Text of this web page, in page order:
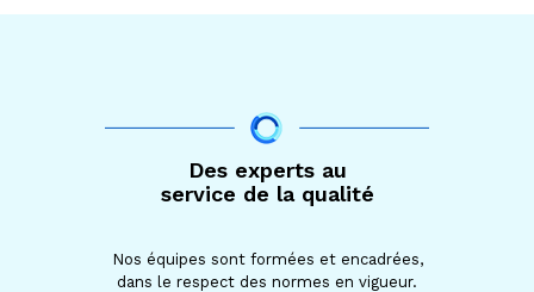
Des experts au
service de la qualité
Nos équipes sont formées et encadrées,
dans le respect des normes en vigueur.